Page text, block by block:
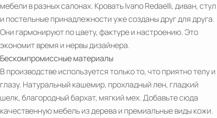
PDF
Touch&Feel
мебели в разных салонах. Кровать Ivano Redaelli, диван, стул
и постельные принадлежности уже созданы друг для друга.
Они гармонируют по цвету, фактуре и настроению. Это
экономит время и нервы дизайнера.
Бескомпромиссные материалы
В производстве используется только то, что приятно телу и
глазу. Натуральный кашемир, прохладный лен, гладкий
шелк, благородный бархат, мягкий мех. Добавьте сюда
качественную мебель из дерева и премиальные виды кожи.